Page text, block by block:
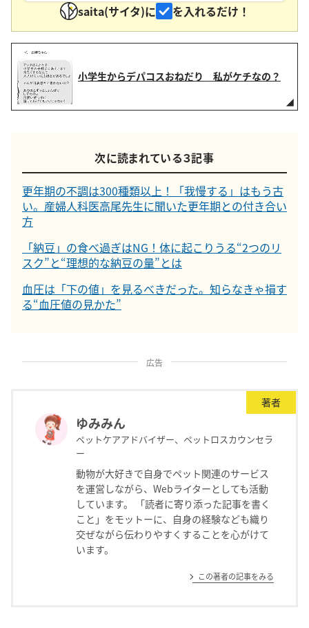
saita(サイタ)に
を入れるだけ！
小学生からデパコスおねだり 私がケチなの？
次に読まれている３記事
更年期の不調は300種類以上！「我慢する」はもう古
い。産婦人科医高尾先生に聞いた更年期との付き合い
方
「納豆」の食べ過ぎはNG！体に起こりうる“2つのリ
スク”と“理想的な納豆の量”とは
血圧は「下の値」を見るべきだった。知らなきゃ損す
る“血圧値の見かた”
広告
著者
ゆみみん
ペットケアアドバイザー、ペットロスカウンセラ
ー
動物が大好きで自身でペット関連のサービス
を運営しながら、Webライターとしても活動
しています。 「読者に寄り添った記事を書く
こと」をモットーに、自身の経験なども織り
交ぜながら伝わりやすくすることを心がけて
います。
この著者の記事をみる